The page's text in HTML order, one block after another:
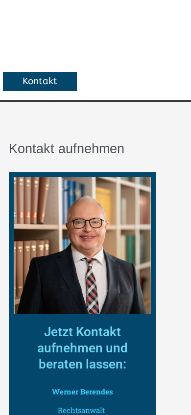
Kontakt
Kontakt aufnehmen
Jetzt Kontakt
aufnehmen und
beraten lassen:
Werner Berendes
Rechtsanwalt